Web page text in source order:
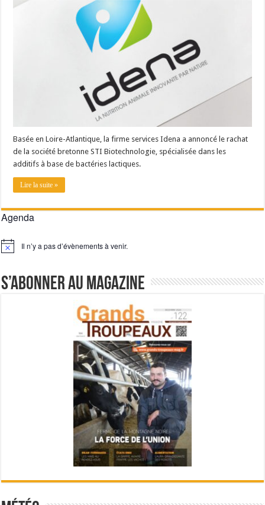
Les canicules freinent la collecte laitière
Basée en Loire-Atlantique, la firme services Idena a annoncé le rachat
de la société bretonne STI Biotechnologie, spécialisée dans les
additifs à base de bactéries lactiques.
Lire la suite »
Agenda
Notice Il n’y a pas d’évènements à venir.
S’abonner au magazine